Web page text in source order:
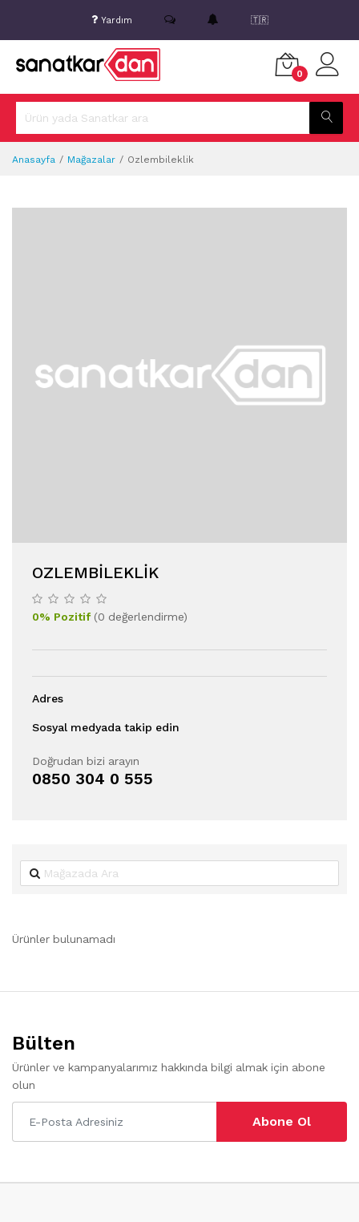
Yardım 🇹🇷
0
Anasayfa Mağazalar Ozlembileklik
OZLEMBILEKLIK
0% Pozitif(0 değerlendirme)
Adres
Sosyal medyada takip edin
Doğrudan bizi arayın
0850 304 0 555
Ürünler bulunamadı
Bülten
Ürünler ve kampanyalarımız hakkında bilgi almak için abone
olun
Abone Ol